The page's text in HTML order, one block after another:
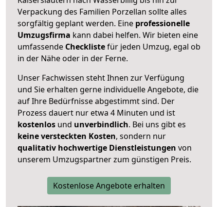
Verpackung des Familien Porzellan sollte alles
sorgfältig geplant werden. Eine professionelle
Umzugsfirma kann dabei helfen. Wir bieten eine
umfassende Checklistefür jeden Umzug, egal ob
in der Nähe oder in der Ferne.
Unser Fachwissen steht Ihnen zur Verfügung
und Sie erhalten gerne individuelle Angebote, die
auf Ihre Bedürfnisse abgestimmt sind. Der
Prozess dauert nur etwa 4 Minuten und ist
kostenlos und unverbindlich. Bei uns gibt es
keine versteckten Kosten, sondern nur
qualitativ hochwertige Dienstleistungen von
unserem Umzugspartner zum günstigen Preis.
Kostenlose Angebote erhalten